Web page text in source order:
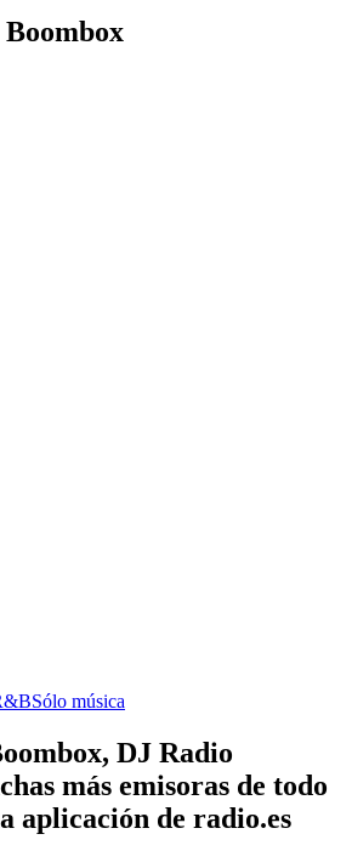
Sólo música
DJ Radio
más emisoras de todo
aplicación de radio.es